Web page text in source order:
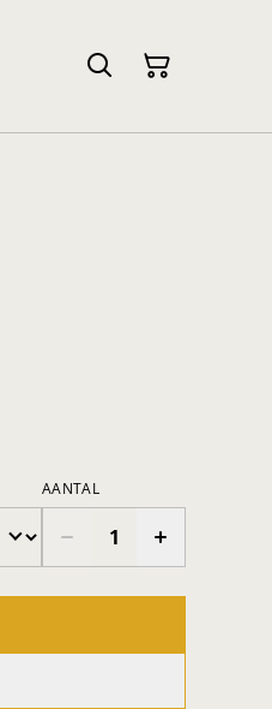
AANTAL